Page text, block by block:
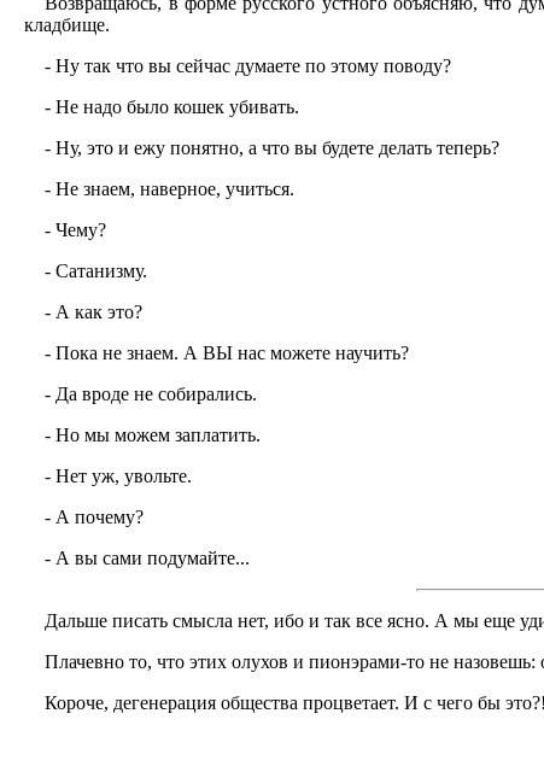
кладбище.
- Ну так что вы сейчас думаете по этому поводу?
- Не надо было кошек убивать.
- Ну, это и ежу понятно, а что вы будете делать теперь?
- Не знаем, наверное, учиться.
- Чему?
- Сатанизму.
- А как это?
- Пока не знаем. А ВЫ нас можете научить?
- Да вроде не собирались.
- Но мы можем заплатить.
- Нет уж, увольте.
- А почему?
- А вы сами подумайте...
Дальше писать смысла нет, ибо и так все ясно. А мы еще
Плачевно то, что этих олухов и пионэрами-то не
Короче, дегенерация общества процветает. И с чего бы это?!